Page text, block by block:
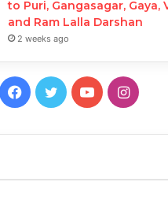
to Puri, Gangasagar, Gaya,
and Ram Lalla Darshan
2 weeks ago
Facebook
TwitterYouTube